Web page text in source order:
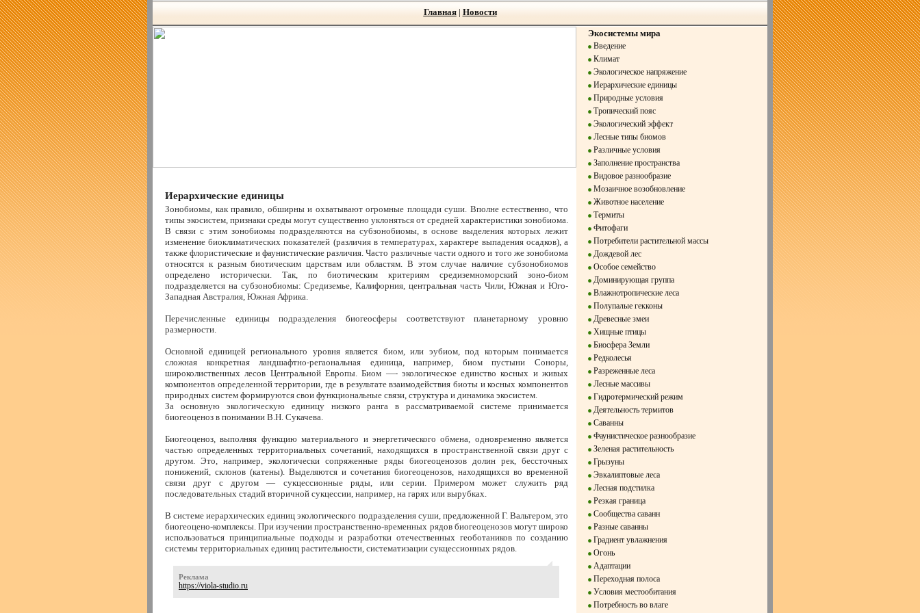
Главная| Новости
Экосистемы мира
Введение
Климат
Экологическое напряжение
Иерархические единицы
Природные условия
Тропический пояс
Экологический эффект
Лесные типы биомов
Различные условия
Заполнение пространства
Видовое разнообразие
Мозаичное возобновление
Животное население
Термиты
Фитофаги
Потребители растительной массы
Дождевой лес
Особое семейство
Доминирующая группа
Влажнотропические леса
Полупалые гекконы
Древесные змеи
Хищные птицы
Биосфера Земли
Редколесья
Разреженные леса
Лесные массивы
Гидротермический режим
Деятельность термитов
Саванны
Фаунистическое разнообразие
Зеленая растительность
Грызуны
Эвкалиптовые леса
Лесная подстилка
Резкая граница
Сообщества саванн
Разные саванны
Градиент увлажнения
Огонь
Адаптации
Переходная полоса
Условия местообитания
Потребность во влаге
Иерархические единицы
Зонобиомы, как правило, обширны и охватывают огромные площади суши. Вполне естественно, что
типы экосистем, признаки среды могут существенно уклоняться от средней характеристики зонобиома.
В связи с этим зонобиомы подразделяются на субзонобиомы, в основе выделения которых лежит
изменение биоклиматических показателей (различия в температурах, характере выпадения осадков), а
также флористические и фаунистические различия. Часто различные части одного и того же зонобиома
относятся к разным биотическим царствам или областям. В этом случае наличие субзонобиомов
определено исторически. Так, по биотическим критериям средиземноморский зоно-биом
подразделяется на субзонобиомы: Средиземье, Калифорния, центральная часть Чили, Южная и Юго-
Западная Австралия, Южная Африка.
Перечисленные единицы подразделения биогеосферы соответствуют планетарному уровню
размерности.
Основной единицей регионального уровня является биом, или эубиом, под которым понимается
сложная конкретная ландшафтно-регаональная единица, например, биом пустыни Соноры,
широколиственных лесов Центральной Европы. Биом —- экологическое единство косных и живых
компонентов определенной территории, где в результате взаимодействия биоты и косных компонентов
природных систем формируются свои функциональные связи, структура и динамика экосистем.
За основную экологическую единицу низкого ранга в рассматриваемой системе принимается
биогеоценоз в понимании В.Н. Сукачева.
Биогеоценоз, выполняя функцию материального и энергетического обмена, одновременно является
частью определенных территориальных сочетаний, находящихся в пространственной связи друг с
другом. Это, например, экологически сопряженные ряды биогеоценозов долин рек, бессточных
понижений, склонов (катены). Выделяются и сочетания биогеоценозов, находящихся во временной
связи друг с другом — сукцессионные ряды, или серии. Примером может служить ряд
последовательных стадий вторичной сукцессии, например, на гарях или вырубках.
В системе иерархических единиц экологического подразделения суши, предложенной Г. Вальтером, это
биогеоцено-комплексы. При изучении пространственно-временных рядов биогеоценозов могут широко
использоваться принципиальные подходы и разработки отечественных геоботаников по созданию
системы территориальных единиц растительности, систематизации сукцессионных рядов.
Реклама
https://viola-studio.ru